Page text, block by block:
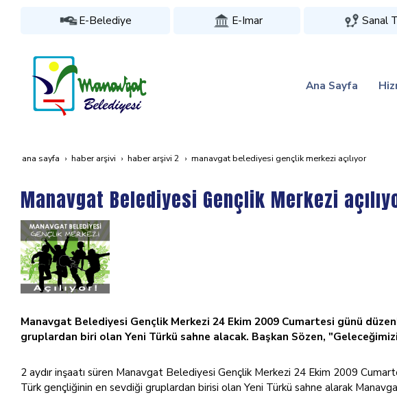
E-Belediye E-Imar Sanal
Ana Sayfa
ana sayfa haber arşivi haber arşivi 2 manavgat belediyesi gençlik merkezi açılıyor
Manavgat Belediyesi Gençlik Merkezi
Manavgat Belediyesi Gençlik Merkezi 24 Ekim 2009 Cumartesi günü
gruplardan biri olan Yeni Türkü sahne alacak. Başkan Sözen,
2 aydır inşaatı süren Manavgat Belediyesi Gençlik Merkezi 24 Ekim 2009
Türk gençliğinin en sevdiği gruplardan birisi olan Yeni Türkü sahne alarak